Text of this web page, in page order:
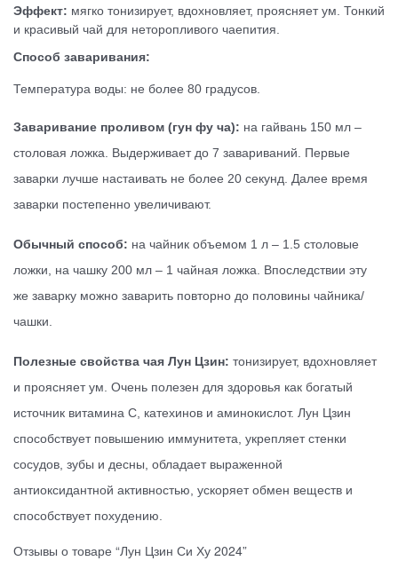
Эффект: мягко тонизирует, вдохновляет, проясняет ум. Тонкий
и красивый чай для неторопливого чаепития.
Способ заваривания:
Температура воды: не более 80 градусов.
Заваривание проливом (гун фу ча): на гайвань 150 мл –
столовая ложка. Выдерживает до 7 завариваний. Первые
заварки лучше настаивать не более 20 секунд. Далее время
заварки постепенно увеличивают.
Обычный способ: на чайник объемом 1 л – 1.5 столовые
ложки, на чашку 200 мл – 1 чайная ложка. Впоследствии эту
же заварку можно заварить повторно до половины чайника/
чашки.
Полезные свойства чая Лун Цзин: тонизирует, вдохновляет
и проясняет ум. Очень полезен для здоровья как богатый
источник витамина С, катехинов и аминокислот. Лун Цзин
способствует повышению иммунитета, укрепляет стенки
сосудов, зубы и десны, обладает выраженной
антиоксидантной активностью, ускоряет обмен веществ и
способствует похудению.
Отзывы о товаре “Лун Цзин Си Ху 2024”